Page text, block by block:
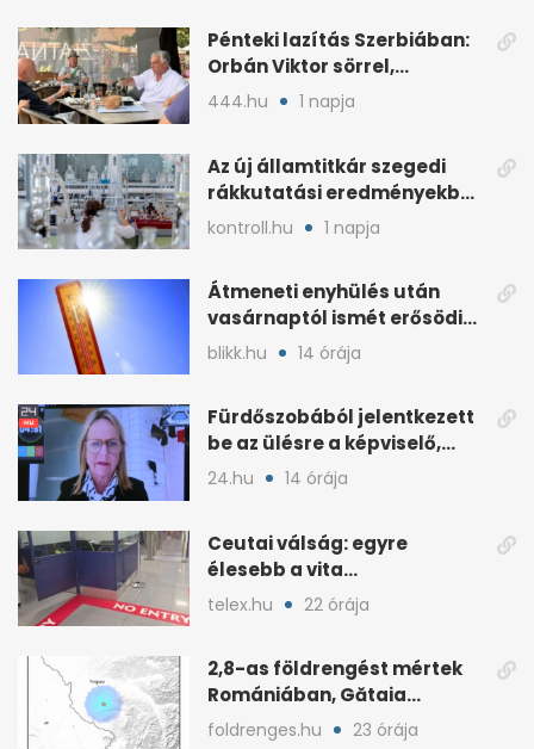
Pénteki lazítás Szerbiában:
Orbán Viktor sörrel,
trombitaszóval
444.hu 1 napja
Az új államtitkár szegedi
rákkutatási eredményekben
is részt vett
kontroll.hu 1 napja
Átmeneti enyhülés után
vasárnaptól ismét erősödik
a hőség
blikk.hu 14 órája
Fürdőszobából jelentkezett
be az ülésre a képviselő,
árny tűnt fel mögötte
24.hu 14 órája
Ceutai válság: egyre
élesebb a vita
Spanyolország és
Olaszország között
telex.hu 22 órája
2,8-as földrengést mértek
Romániában, Gătaia
közelében
foldrenges.hu 23 órája